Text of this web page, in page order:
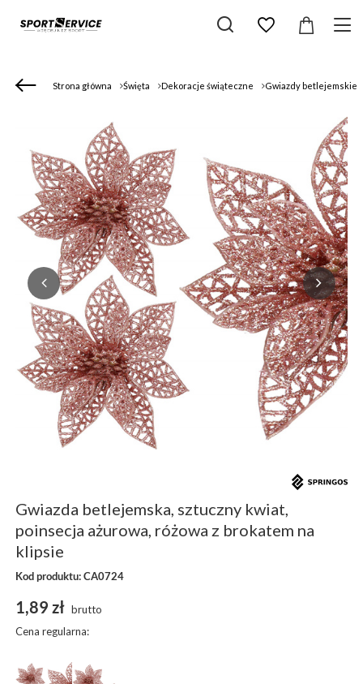
Strona główna Święta Dekoracje świąteczne Gwiazdy betlejemskie
Gwiazda betlejemska, sztuczny kwiat,
poinsecja ażurowa, różowa z brokatem na
klipsie
Kod produktu: CA0724
1,89 zł brutto
Cena regularna: